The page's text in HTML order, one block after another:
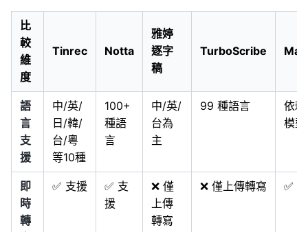
比
較
維
度
Tinrec Notta
雅婷
逐字
稿
TurboScribe
語
言
支
援
中/英/
日/韓/
台/粵
等10種
100+
種語
言
中/英/
台為
主
99 種語言
依
模型
即
時
轉
✅ 支援
✅ 支
援
❌ 僅
上傳
轉寫
❌ 僅上傳轉寫 ✅